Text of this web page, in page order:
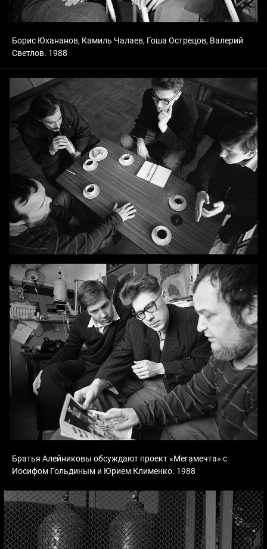
Борис Юхананов, Камиль Чалаев, Гоша Острецов, Валерий
Светлов. 1988
Братья Алейниковы обсуждают проект «Мегамечта» с
Иосифом Гольдиным и Юрием Клименко. 1988